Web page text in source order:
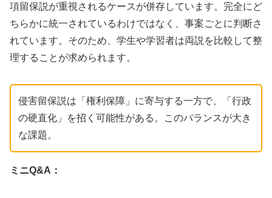
項留保説が重視されるケースが併存しています。完全にど
ちらかに統一されているわけではなく、事案ごとに判断さ
れています。そのため、学生や学習者は両説を比較して整
理することが求められます。
侵害留保説は「権利保障」に寄与する一方で、「行政
の硬直化」を招く可能性がある。このバランスが大き
な課題。
ミニQ&A：